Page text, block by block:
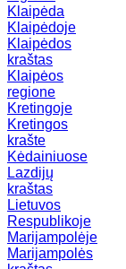
Klaipėda
Klaipėdoje
Klaipėdos
kraštas
Klaipėos
regione
Kretingoje
Kretingos
krašte
Kėdainiuose
Lazdijų
kraštas
Lietuvos
Respublikoje
Marijampolėje
Marijampolės